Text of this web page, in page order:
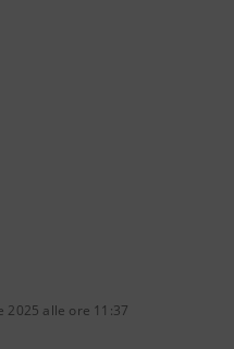
2025 alle ore 11:37